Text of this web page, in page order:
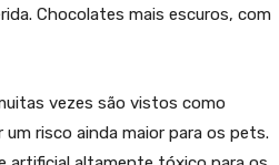
Chocolates mais escuros, com
vezes são vistos como
risco ainda maior para os pets.